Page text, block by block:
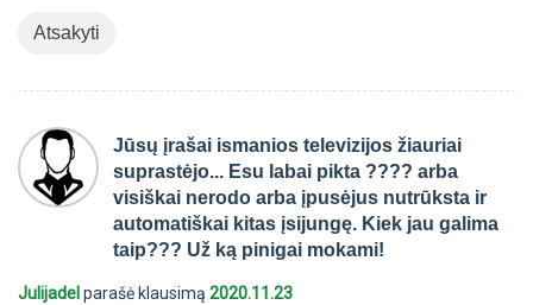
Atsakyti
Jūsų įrašai ismanios televizijos žiauriai
suprastėjo... Esu labai pikta ???? arba
visiškai nerodo arba įpusėjus nutrūksta ir
automatiškai kitas įsijungę. Kiek jau galima
taip??? Už ką pinigai mokami!
Julijadel parašė klausimą 2020.11.23